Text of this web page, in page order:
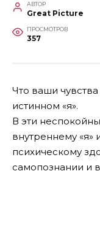
АВТОР
Great Picture
ПРОСМОТРОВ
357
Что ваши
истинном «я».
В эти
внутреннему
психическому
самопознании и